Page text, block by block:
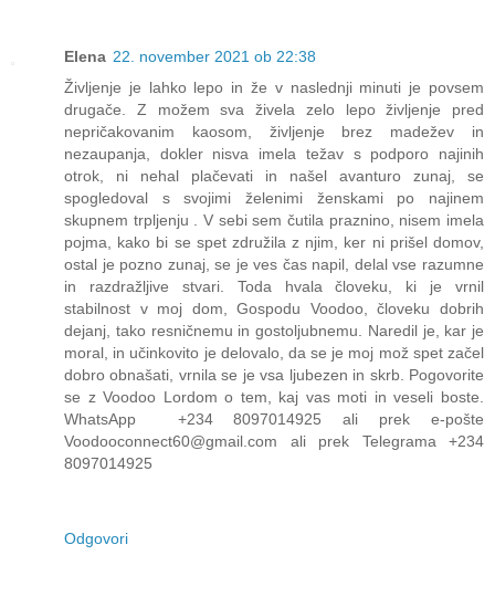
Elena 22. november 2021 ob 22:38
Življenje je lahko lepo in že v naslednji minuti je povsem
drugače. Z možem sva živela zelo lepo življenje pred
nepričakovanim kaosom, življenje brez madežev in
nezaupanja, dokler nisva imela težav s podporo najinih
otrok, ni nehal plačevati in našel avanturo zunaj, se
spogledoval s svojimi želenimi ženskami po najinem
skupnem trpljenju . V sebi sem čutila praznino, nisem imela
pojma, kako bi se spet združila z njim, ker ni prišel domov,
ostal je pozno zunaj, se je ves čas napil, delal vse razumne
in razdražljive stvari. Toda hvala človeku, ki je vrnil
stabilnost v moj dom, Gospodu Voodoo, človeku dobrih
dejanj, tako resničnemu in gostoljubnemu. Naredil je, kar je
moral, in učinkovito je delovalo, da se je moj mož spet začel
dobro obnašati, vrnila se je vsa ljubezen in skrb. Pogovorite
se z Voodoo Lordom o tem, kaj vas moti in veseli boste.
WhatsApp +234 8097014925 ali prek e-pošte
Voodooconnect60@gmail.com ali prek Telegrama +234
8097014925
Odgovori